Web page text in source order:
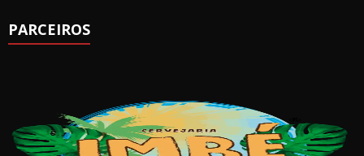
PARCEIROS